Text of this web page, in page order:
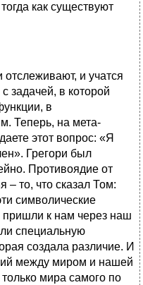
как существуют
и учатся
задачей, в которой
в
Теперь, на мета-
этот вопрос: «Я
Грегори был
Противоядие от
– то, что сказал Том:
символические
пришли к нам через наш
специальную
создала различие. И
между миром и нашей
мира самого по